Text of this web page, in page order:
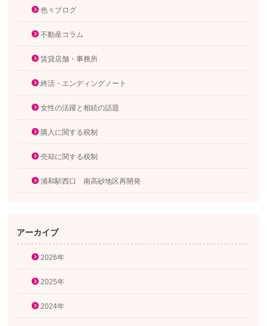
色々ブログ
不動産コラム
賃貸店舗・事務所
終活・エンディングノート
女性の活躍と相続の話題
購入に関する税制
売却に関する税制
浦和駅西口 南高砂地区再開発
アーカイブ
2026年
2025年
2024年